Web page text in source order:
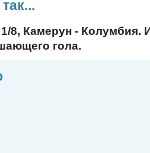
8, Камерун - Колумбия.
гола.